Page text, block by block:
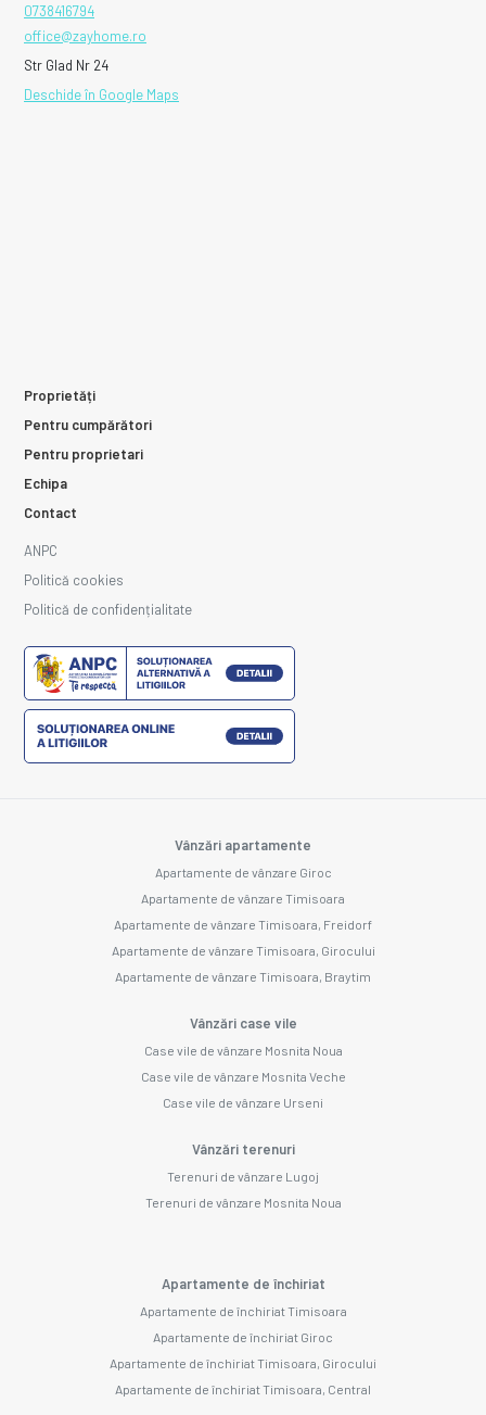
0738416794
office@zayhome.ro
Str Glad Nr 24
Deschide în Google Maps
Proprietăți
Pentru cumpărători
Pentru proprietari
Echipa
Contact
ANPC
Politică cookies
Politică de confidențialitate
Vânzări apartamente
Apartamente de vânzare Giroc
Apartamente de vânzare Timisoara
Apartamente de vânzare Timisoara, Freidorf
Apartamente de vânzare Timisoara, Girocului
Apartamente de vânzare Timisoara, Braytim
Vânzări case vile
Case vile de vânzare Mosnita Noua
Case vile de vânzare Mosnita Veche
Case vile de vânzare Urseni
Vânzări terenuri
Terenuri de vânzare Lugoj
Terenuri de vânzare Mosnita Noua
Apartamente de închiriat
Apartamente de închiriat Timisoara
Apartamente de închiriat Giroc
Apartamente de închiriat Timisoara, Girocului
Apartamente de închiriat Timisoara, Central